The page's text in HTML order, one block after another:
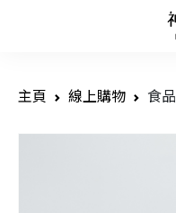
主頁 線上購物 食品